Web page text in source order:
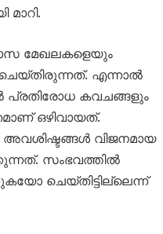
മേഖലകളെയും
എന്നാൽ
കവചങ്ങളും
ഒഴിവായത്.
വിജനമായ
സംഭവത്തിൽ
ചെയ്തിട്ടില്ലെന്ന്